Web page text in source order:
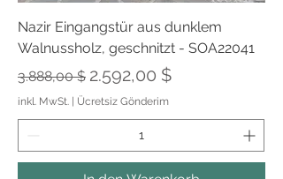
Nazir Eingangstür aus dunklem
Walnussholz, geschnitzt - SOA22041
Standardpreis
3.888,00 $ Sale-Preis
2.592,00 $
inkl. MwSt. | Ücretsiz Gönderim